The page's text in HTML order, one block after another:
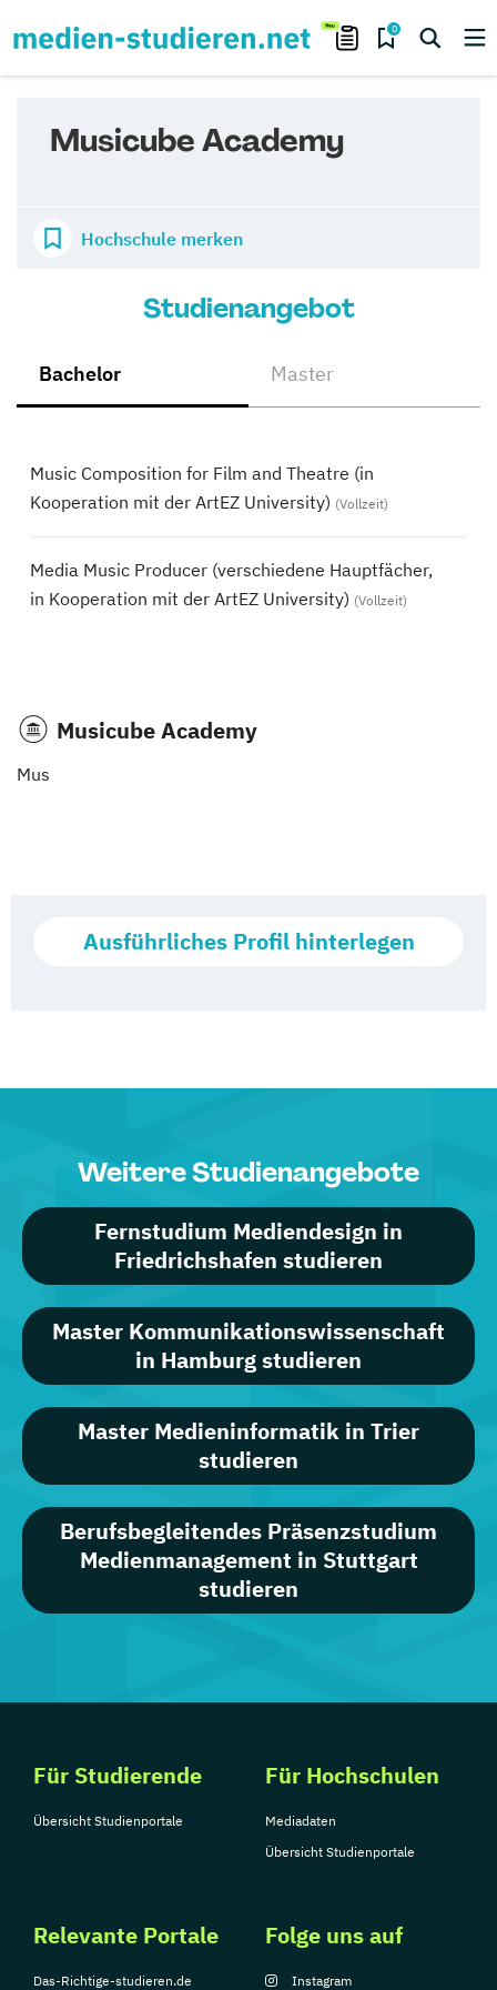
0
Musicube Academy
Hochschule merken
Studienangebot
Bachelor Master
Music Composition for Film and Theatre (in
Kooperation mit der ArtEZ University) (Vollzeit)
Media Music Producer (verschiedene Hauptfächer,
in Kooperation mit der ArtEZ University) (Vollzeit)
Musicube Academy
Mus
Ausführliches Profil hinterlegen
Weitere Studienangebote
Fernstudium Mediendesign in
Friedrichshafen studieren
Master Kommunikationswissenschaft
in Hamburg studieren
Master Medieninformatik in Trier
studieren
Berufsbegleitendes Präsenzstudium
Medienmanagement in Stuttgart
studieren
Für Studierende
Übersicht Studienportale
Für Hochschulen
Mediadaten
Übersicht Studienportale
Relevante Portale
Das-Richtige-studieren.de
Folge uns auf
Instagram